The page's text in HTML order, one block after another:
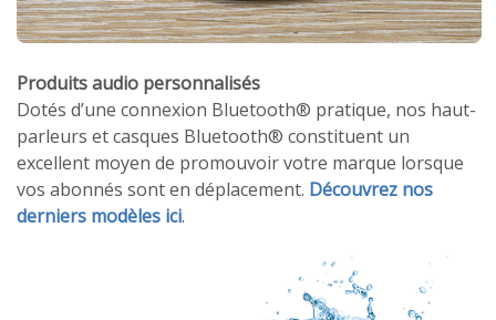
Produits audio personnalisés
Dotés d’une connexion Bluetooth® pratique, nos haut-
parleurs et casques Bluetooth® constituent un
excellent moyen de promouvoir votre marque lorsque
vos abonnés sont en déplacement. Découvrez nos
derniers modèles ici.